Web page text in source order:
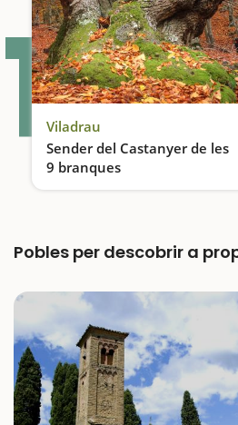
1Viladrau
Sender del Castanyer de les
9 branques
Ruta entre castanyers centenaris i fonts de llegenda
Pobles per descobrir a